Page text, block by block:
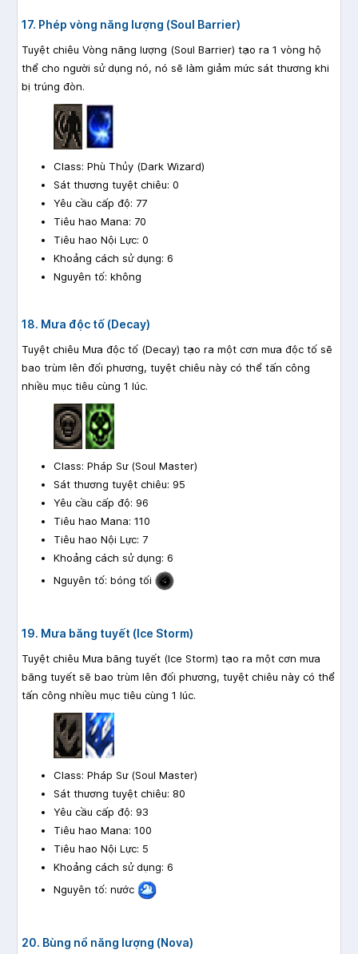
17. Phép vòng năng lượng (Soul Barrier)
Tuyệt chiêu Vòng năng lượng (Soul Barrier) tạo ra 1 vòng hộ
thể cho người sử dụng nó, nó sẽ làm giảm mức sát thương khi
bị trúng đòn.
Class: Phù Thủy (Dark Wizard)
Sát thương tuyệt chiêu: 0
Yêu cầu cấp độ: 77
Tiêu hao Mana: 70
Tiêu hao Nội Lực: 0
Khoảng cách sử dụng: 6
Nguyên tố: không
18. Mưa độc tố (Decay)
Tuyệt chiêu Mưa độc tố (Decay) tạo ra một cơn mưa độc tố sẽ
bao trùm lên đối phương, tuyệt chiêu này có thể tấn công
nhiều mục tiêu cùng 1 lúc.
Class: Pháp Sư (Soul Master)
Sát thương tuyệt chiêu: 95
Yêu cầu cấp độ: 96
Tiêu hao Mana: 110
Tiêu hao Nội Lực: 7
Khoảng cách sử dụng: 6
Nguyên tố: bóng tối
19. Mưa băng tuyết (Ice Storm)
Tuyệt chiêu Mưa băng tuyết (Ice Storm) tạo ra một cơn mưa
băng tuyết sẽ bao trùm lên đối phương, tuyệt chiêu này có thể
tấn công nhiều mục tiêu cùng 1 lúc.
Class: Pháp Sư (Soul Master)
Sát thương tuyệt chiêu: 80
Yêu cầu cấp độ: 93
Tiêu hao Mana: 100
Tiêu hao Nội Lực: 5
Khoảng cách sử dụng: 6
Nguyên tố: nước
20. Bùng nổ năng lượng (Nova)